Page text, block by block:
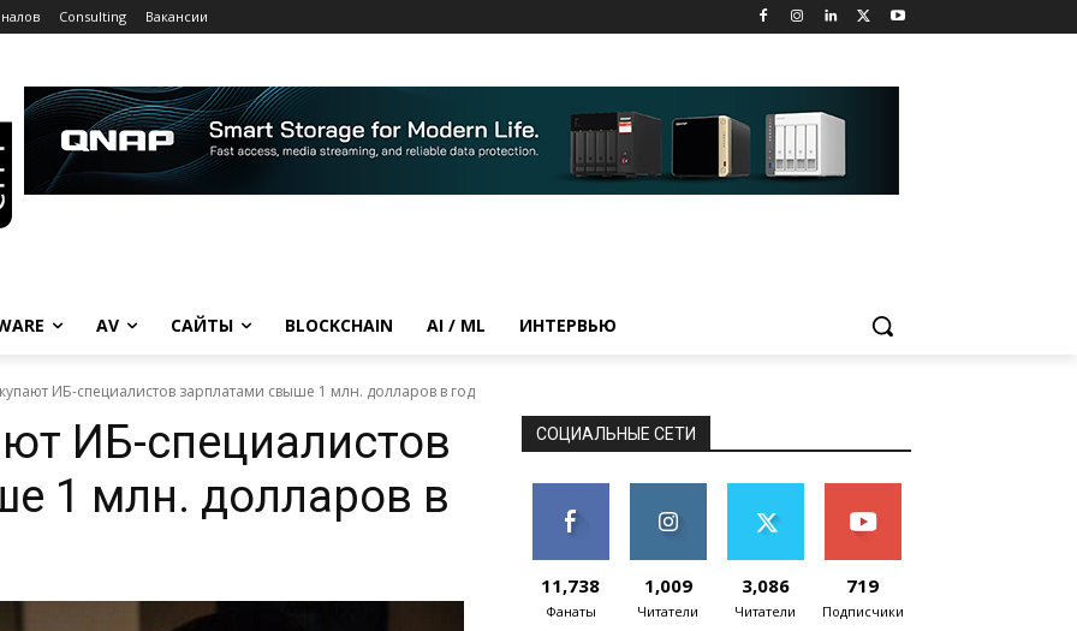
Consulting Вакансии
AV САЙТЫ BLOCKCHAIN AI / ML ИНТЕРВЬЮ
ИБ-специалистов зарплатами свыше 1 млн. долларов в год
ИБ-специалистов
1 млн. долларов в
СОЦИАЛЬНЫЕ СЕТИ
11,738
Фанаты
1,009
Читатели
3,086
Читатели
719
Подписчики